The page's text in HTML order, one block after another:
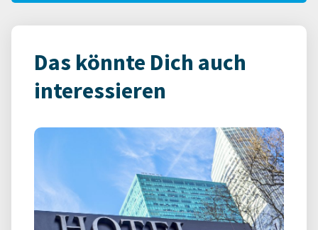
Das könnte Dich auch
interessieren